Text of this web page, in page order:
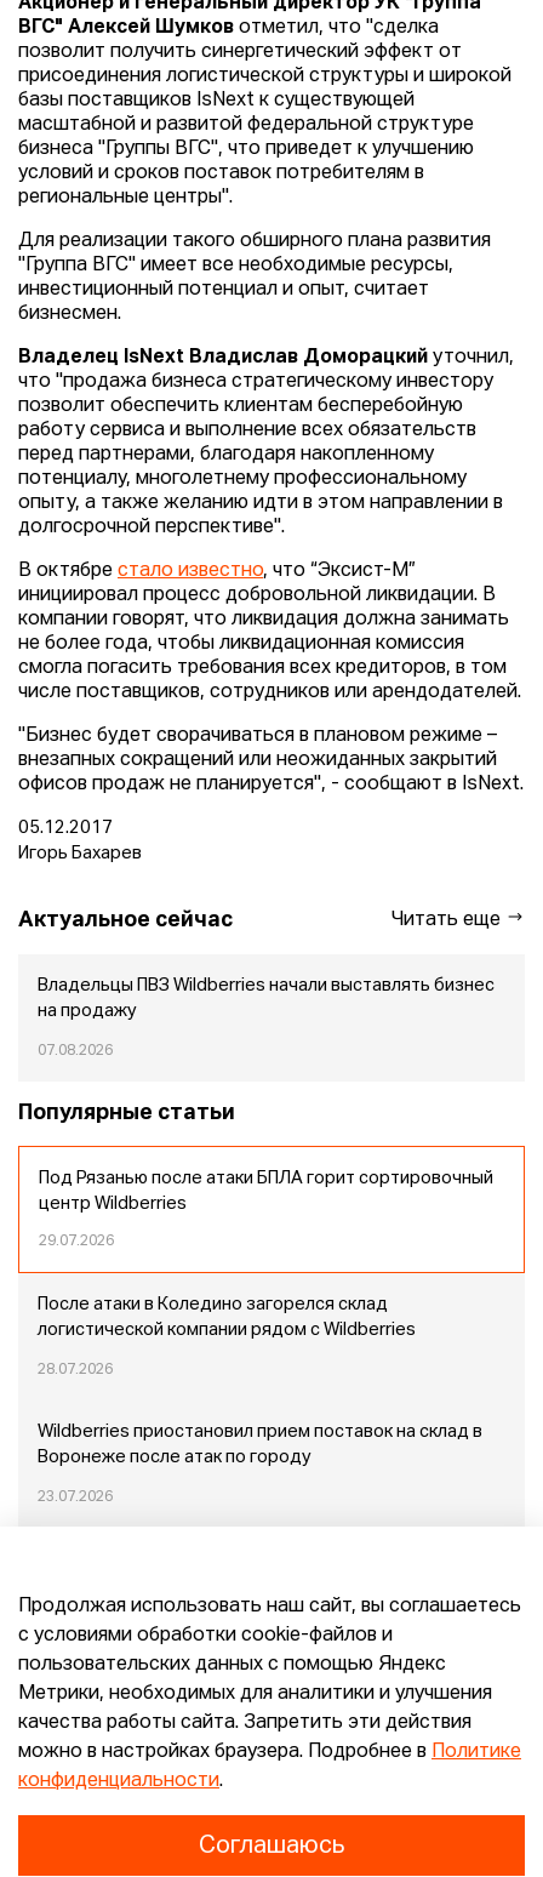
ВГС" Алексей Шумков отметил, что "сделка
позволит получить синергетический эффект от
присоединения логистической структуры и широкой
базы поставщиков IsNext к существующей
масштабной и развитой федеральной структуре
бизнеса "Группы ВГС", что приведет к улучшению
условий и сроков поставок потребителям в
региональные центры".
Для реализации такого обширного плана развития
"Группа ВГС" имеет все необходимые ресурсы,
инвестиционный потенциал и опыт, считает
бизнесмен.
Владелец IsNext Владислав Доморацкий уточнил,
что "продажа бизнеса стратегическому инвестору
позволит обеспечить клиентам бесперебойную
работу сервиса и выполнение всех обязательств
перед партнерами, благодаря накопленному
потенциалу, многолетнему профессиональному
опыту, а также желанию идти в этом направлении в
долгосрочной перспективе".
В октябре стало известно, что “Эксист-М”
инициировал процесс добровольной ликвидации. В
компании говорят, что ликвидация должна занимать
не более года, чтобы ликвидационная комиссия
смогла погасить требования всех кредиторов, в том
числе поставщиков, сотрудников или арендодателей.
"Бизнес будет сворачиваться в плановом режиме –
внезапных сокращений или неожиданных закрытий
офисов продаж не планируется", - сообщают в IsNext.
05.12.2017
Игорь Бахарев
Актуальное сейчас Читать еще
Владельцы ПВЗ Wildberries начали выставлять бизнес
на продажу
07.08.2026
Популярные статьи
Под Рязанью после атаки БПЛА горит сортировочный
центр Wildberries
29.07.2026
После атаки в Коледино загорелся склад
логистической компании рядом с Wildberries
28.07.2026
Wildberries приостановил прием поставок на склад в
Воронеже после атак по городу
23.07.2026
Конец эпохи маркетплейсов: прогнозы сооснователя
Mr.Doors Максима Валецкого
26.06.2026
КонфиденциальностьСогласие
Продолжая использовать наш сайт, вы соглашаетесь
с условиями обработки cookie-файлов и
пользовательских данных с помощью Яндекс
Метрики, необходимых для аналитики и улучшения
качества работы сайта. Запретить эти действия
можно в настройках браузера. Подробнее в
Политике
конфиденциальности.
Соглашаюсь